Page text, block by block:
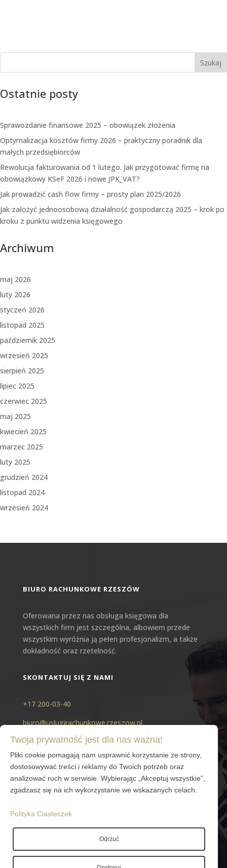
r
m
e
Szukaj
Ostatnie posty
Sprawozdanie finansowe 2025 – obowiązek złożenia
Optymalizacja kosztów firmy 2026 – praktyczny poradnik dla
małych przedsiębiorców
Rewolucja fakturowania od 1 lutego. Jak przygotować firmę na
obowiązkowy KSeF 2026 i nowe JPK_VAT?
Jak prowadzić cash flow firmy – prosty plan 2025/2026
Jak założyć jednoosobową działalność gospodarczą 2025 – krok po
kroku z punktu widzenia księgowego
Archiwum
maj 2026
luty 2026
styczeń 2026
listopad 2025
październik 2025
wrzesień 2025
sierpień 2025
lipiec 2025
czerwiec 2025
maj 2025
kwiecień 2025
marzec 2025
luty 2025
grudzień 2024
listopad 2024
wrzesień 2024
BIURO RACHUNKOWE RZESZÓW
Oferowana przez nas obsługa księgowa dla
wszystkich firm jest szczególna, albowiem przede
wszystkim wyróżnia ją pełen profesjonalizm, a także
dokładność oraz rzetelność.
SKONTAKTUJ SIĘ Z NAMI
+17 200-03-40
biuro@uslugirachunkowe.rzeszow.pl
REGULAMIN
Twoja prywatność jest dla nas ważna!
Pliki cookie pomagają nam usprawnić korzystanie ze strony,
dostosowywać treści i reklamy do Twoich potrzeb oraz
analizować ruch w serwisie. Wybierając „Akceptuj wszystkie”,
zgadzasz się na ich wykorzystanie we wskazanych celach.
Polityka Ciasteczek
Odrzuć